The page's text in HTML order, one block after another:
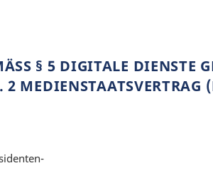
§ 5 DIGITALE DIENSTE
MEDIENSTAATSVERTRAG